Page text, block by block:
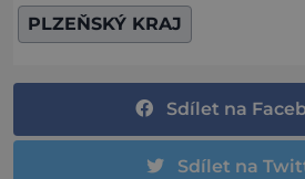
PLZEŇSKÝ KRAJ
Sdílet na
Sdílet na